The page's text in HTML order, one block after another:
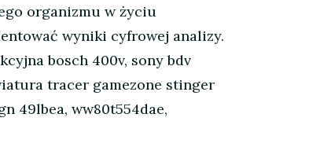
organizmu w życiu
wyniki cyfrowej analizy.
bosch 400v, sony bdv
tracer gamezone stinger
49lbea, ww80t554dae,